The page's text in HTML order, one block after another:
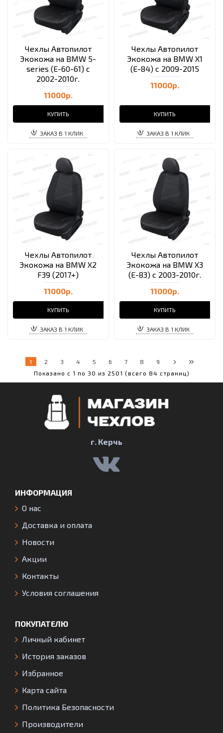
Чехлы Автопилот
Экокожа на BMW 5-
series (E-60-61) с
2002-2010г.
11000р.
КУПИТЬ
ЗАКАЗ В 1 КЛИК
Чехлы Автопилот
Экокожа на BMW X1
(E-84) с 2009-2015
11000р.
КУПИТЬ
ЗАКАЗ В 1 КЛИК
Чехлы Автопилот
Экокожа на BMW X2
F39 (2017+)
11000р.
КУПИТЬ
ЗАКАЗ В 1 КЛИК
Чехлы Автопилот
Экокожа на BMW X3
(E-83) с 2003-2010г.
11000р.
КУПИТЬ
ЗАКАЗ В 1 КЛИК
1 2 3 4 5 6 7 8
9
Показано с 1 по 30 из 2501 (всего 84 страниц)
г. Керчь
ИНФОРМАЦИЯ
О нас
Доставка и оплата
Новости
Акции
Контакты
Условия соглашения
ПОКУПАТЕЛЮ
Личный кабинет
История заказов
Избранное
Карта сайта
Политика Безопасности
Производители